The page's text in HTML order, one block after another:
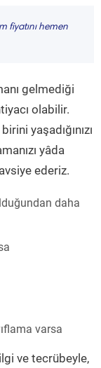
fiyatını hemen
gelmediği
olabilir.
yaşadığınızı
yâda
ederiz.
daha
varsa
ve tecrübeyle,